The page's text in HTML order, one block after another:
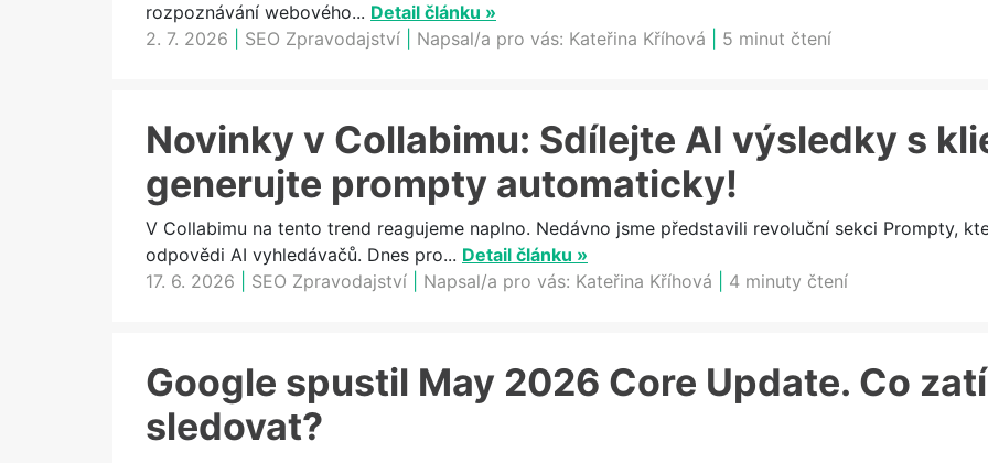
rozpoznávání webového... Detail článku »
2. 7. 2026
SEO Zpravodajství Napsal/a pro vás: Kateřina Kříhová 5 minut čtení
Novinky v Collabimu: Sdílejte AI výsledky s
generujte prompty automaticky!
V Collabimu na tento trend reagujeme naplno. Nedávno jsme představili revoluční sekci Prompty,
odpovědi AI vyhledávačů. Dnes pro... Detail článku »
17. 6. 2026
SEO Zpravodajství Napsal/a pro vás: Kateřina Kříhová 4 minuty čtení
Google spustil May 2026 Core Update. Co
sledovat?